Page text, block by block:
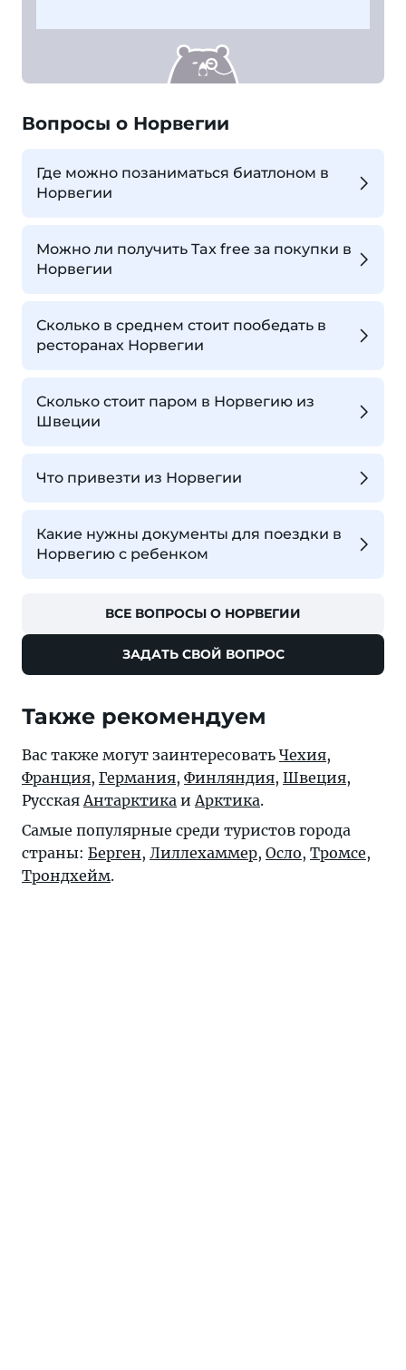
Вопросы о Норвегии
Где можно позаниматься биатлоном в
Норвегии
Можно ли получить Tax free за покупки в
Норвегии
Сколько в среднем стоит пообедать в
ресторанах Норвегии
Сколько стоит паром в Норвегию из
Швеции
Что привезти из Норвегии
Какие нужны документы для поездки в
Норвегию с ребенком
ВСЕ ВОПРОСЫ О НОРВЕГИИ
ЗАДАТЬ СВОЙ ВОПРОС
Также рекомендуем
Вас также могут заинтересовать Чехия,
Франция, Германия, Финляндия, Швеция,
РусскаяАнтарктика иАрктика.
Самые популярные среди туристов города
страны: Берген, Лиллехаммер, Осло, Тромсе,
Трондхейм.